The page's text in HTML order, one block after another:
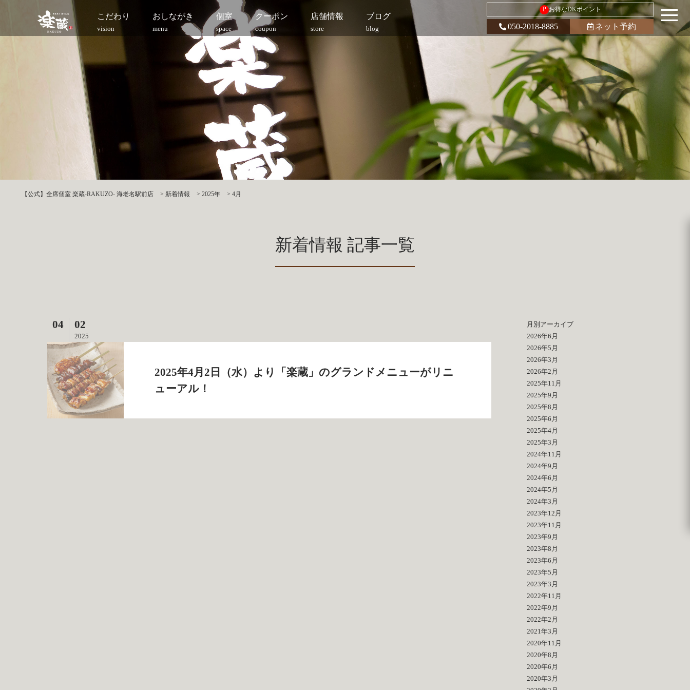
こだわり
vision
おしながき
menu
個室
space
クーポン
coupon
店舗情報
store
ブログ
blog
P お得なDKポイント
050-2018-8885 ネット予約
【公式】全席個室 楽蔵‐RAKUZO‐ 海老名駅前店 > 新着情報 > 2025年 > 4月
新着情報 記事一覧
04 02
2025
2025年4月2日（水）より「楽蔵」のグランドメニューがリニ
ューアル！
月別アーカイブ
2026年6月
2026年5月
2026年3月
2026年2月
2025年11月
2025年9月
2025年8月
2025年6月
2025年4月
2025年3月
2024年11月
2024年9月
2024年6月
2024年5月
2024年3月
2023年12月
2023年11月
2023年9月
2023年8月
2023年6月
2023年5月
2023年3月
2022年11月
2022年9月
2022年2月
2021年3月
2020年11月
2020年8月
2020年6月
2020年3月